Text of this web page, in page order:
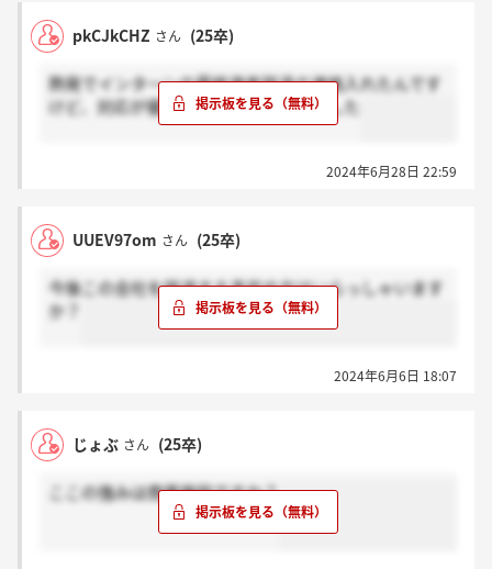
pkCJkCHZ さん (25卒)
熱発でインターンの最終選考辞退の連絡入れたんです
けど、対応が優しすぎて好きになりました
2024年6月28日 22:59
UUEV97om さん (25卒)
今後この会社を辞退する予定の方はいらっしゃいます
か？
2024年6月6日 18:07
じょぶ さん (25卒)
ここの強みは商業施設ですか？